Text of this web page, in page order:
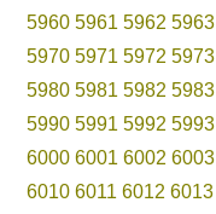
5960 5961 5962 5963
5970 5971 5972 5973
5980 5981 5982 5983
5990 5991 5992 5993
6000 6001 6002 6003
6010 6011 6012 6013